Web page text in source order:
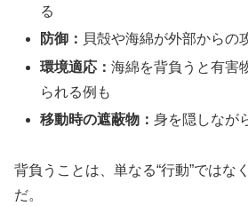
る
防御： 貝殻や海綿が外部からの
環境適応：海綿を背負うと有害
られる例も
移動時の遮蔽物：身を隠しなが
背負うことは、単なる“行動”ではな
だ。